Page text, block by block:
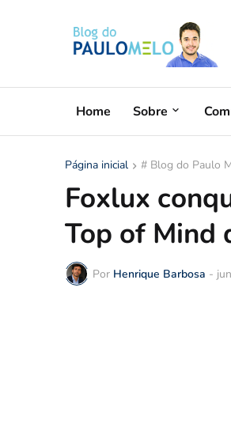
Home Sobre
Página inicial # Blog do Paulo
Foxlux
Top of Mind
Por Henrique Barbosa -